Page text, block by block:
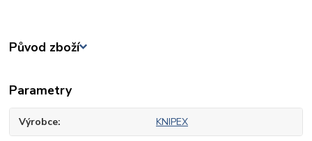
Původ zboží
Parametry
Výrobce KNIPEX